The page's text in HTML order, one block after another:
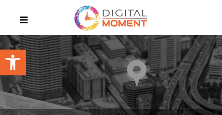
Open toolbar